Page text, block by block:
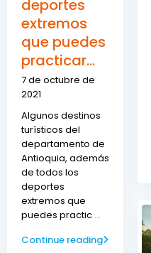
deportes
extremos
que puedes
practicar...
7 de octubre de
2021
Algunos destinos
turísticos del
departamento de
Antioquia, además
de todos los
deportes
extremos que
puedes practic ...
Continue reading